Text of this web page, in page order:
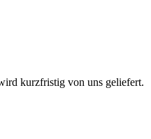
kurzfristig von uns geliefert.